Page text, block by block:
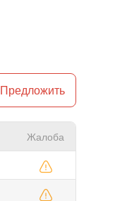
Предложить
Жалоба